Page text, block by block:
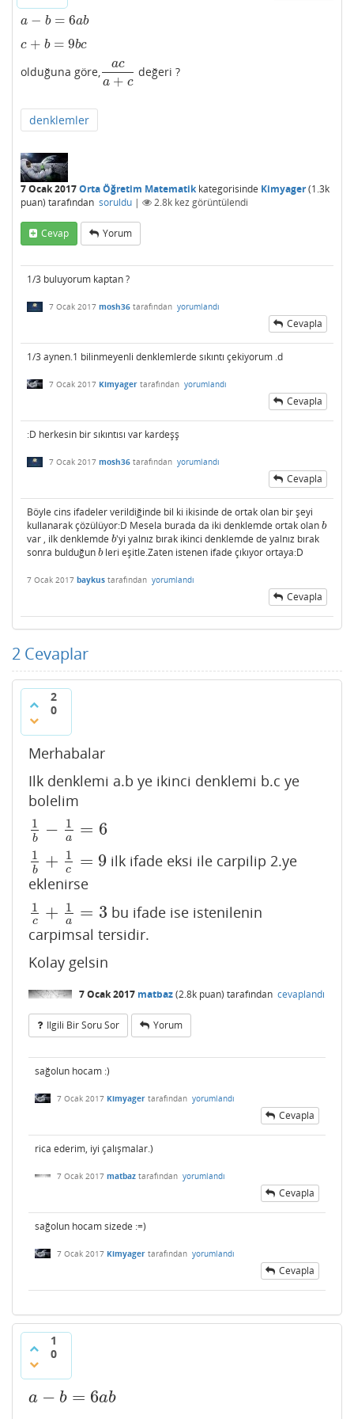
a − b = 6ab
a−b =6 ab
c + b = 9bc
c+b=9 bc
olduğuna göre,
ac
a + c
aca+c değeri ?
denklemler
7 Ocak 2017Orta Öğretim Matematikkategorisinde Kimyager(1.3k
puan) tarafından soruldu | 2.8k kez görüntülendi
Cevap Yorum
1/3 buluyorum kaptan ?
7 Ocak 2017 mosh36 tarafından yorumlandı
Cevapla
1/3 aynen.1 bilinmeyenli denklemlerde sıkıntı çekiyorum .d
7 Ocak 2017 Kimyager tarafından yorumlandı
Cevapla
:D herkesin bir sıkıntısı var kardeşş
7 Ocak 2017 mosh36 tarafından yorumlandı
Cevapla
Böyle cins ifadeler verildiğinde bil ki ikisinde de ortak olan bir şeyi
kullanarak çözülüyor:D Mesela burada da iki denklemde ortak olan b
b
var , ilk denklemde b
b'yi yalnız bırak ikinci denklemde de yalnız bırak
sonra bulduğun b
bleri eşitle.Zaten istenen ifade çıkıyor ortaya:D
7 Ocak 2017 baykus tarafından yorumlandı
Cevapla
2 Cevaplar
2
0
Merhabalar
Ilk denklemi a.b ye ikinci denklemi b.c ye
bolelim
1
b − 1
a = 6
1b −1 a= 6
1
b + 1
c = 9
1b +1 c= 9
ilk ifade eksi ile carpilip 2.ye
eklenirse
1
c + 1
a = 3
1c +1 a= 3
bu ifade ise istenilenin
carpimsal tersidir.
Kolay gelsin
7 Ocak 2017 matbaz(2.8k puan) tarafından cevaplandı
Ilgili Bir Soru Sor Yorum
sağolun hocam :)
7 Ocak 2017 Kimyager tarafından yorumlandı
Cevapla
rica ederim, iyi çalışmalar.)
7 Ocak 2017 matbaz tarafından yorumlandı
Cevapla
sağolun hocam sizede :=)
7 Ocak 2017 Kimyager tarafından yorumlandı
Cevapla
1
0
a − b = 6ab
a−b=6 ab